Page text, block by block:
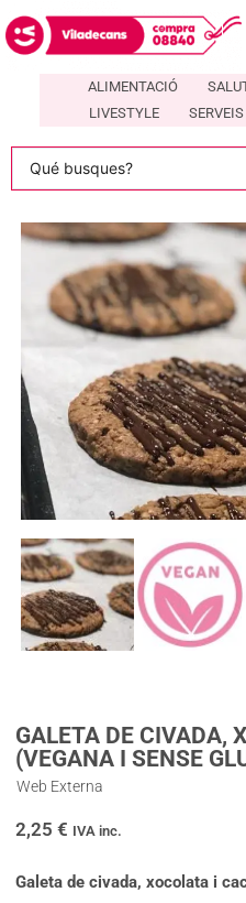
ALIMENTACIÓ
LIVESTYLE
SERVEIS
GALETA DE CIVADA,
(VEGANA I SENSE
Web Externa
2,25 € IVA inc.
Galeta de civada, xocolata i